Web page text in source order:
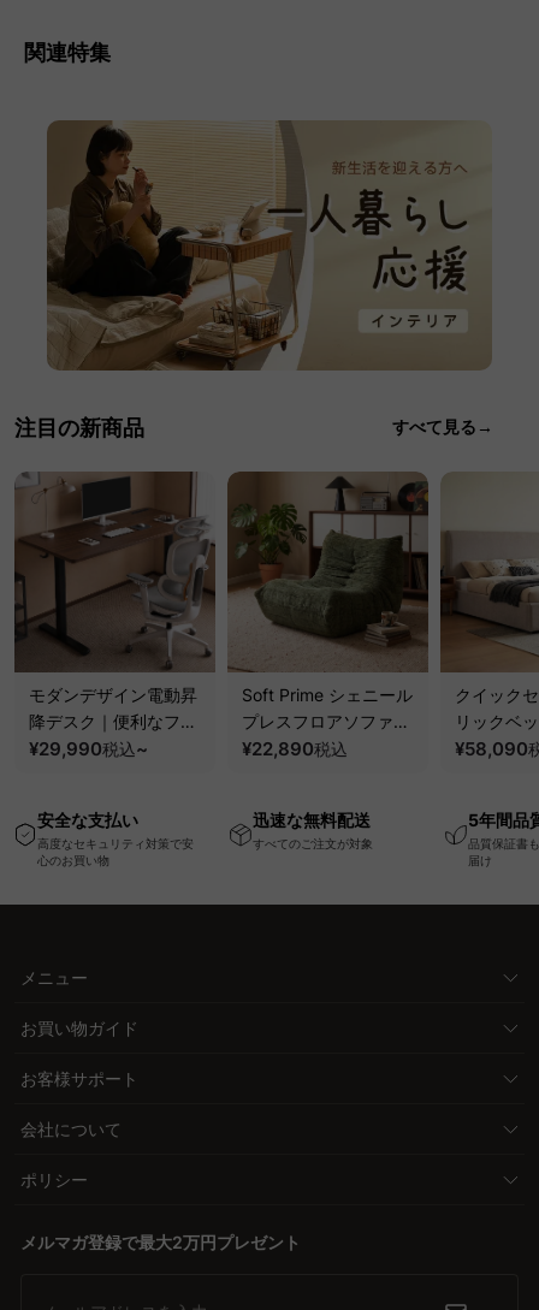
関連特集
注目の新商品 すべて見る→
モダンデザイン電動昇
降デスク｜便利なフッ
ク・コンセント・
ー機能搭載ワークデス
ク
¥29,990税込~
Soft Prime シェニール
プレスフロアソファ｜
圧縮梱包で搬入しやす
ァ
¥22,890税込
クイック
リックベ
要で組み
¥58,090
安全な支払い
高度なセキュリティ対策で安
心のお買い物
迅速な無料配送
すべてのご注文が対象
5年間品
品質保証書
届け
メニュー
お買い物ガイド
お客様サポート
会社について
ポリシー
メルマガ登録で最大2万円プレゼント